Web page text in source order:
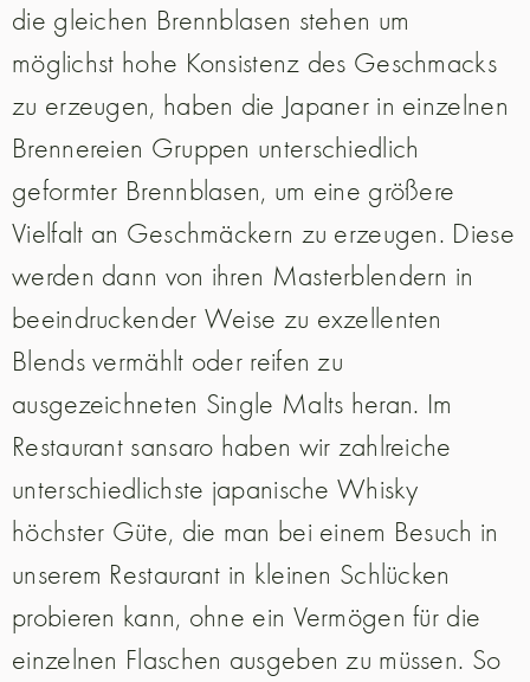
die gleichen Brennblasen stehen um
möglichst hohe Konsistenz des Geschmacks
zu erzeugen, haben die Japaner in einzelnen
Brennereien Gruppen unterschiedlich
geformter Brennblasen, um eine größere
Vielfalt an Geschmäckern zu erzeugen. Diese
werden dann von ihren Masterblendern in
beeindruckender Weise zu exzellenten
Blends vermählt oder reifen zu
ausgezeichneten Single Malts heran. Im
Restaurant sansaro haben wir zahlreiche
unterschiedlichste japanische Whisky
höchster Güte, die man bei einem Besuch in
unserem Restaurant in kleinen Schlücken
probieren kann, ohne ein Vermögen für die
einzelnen Flaschen ausgeben zu müssen. So